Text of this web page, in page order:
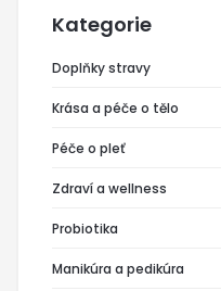
Kategorie
Doplňky stravy
Krása a péče o tělo
Péče o pleť
Zdraví a wellness
Probiotika
Manikúra a pedikúra